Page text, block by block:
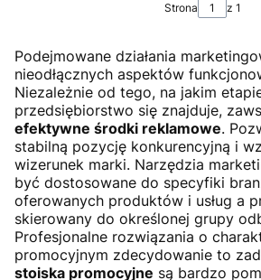
Strona z 1
Podejmowane działania
nieodłącznych aspektów
Niezależnie od tego, na jakim
przedsiębiorstwo się znajduje,
efektywne środki reklamowe.
stabilną pozycję konkurencyjną i
wizerunek marki. Narzędzia
być dostosowane do specyfiki
oferowanych produktów i usług a
skierowany do określonej grupy
Profesjonalne rozwiązania o
promocyjnym zdecydowanie to
stoiska promocyjne są bardzo